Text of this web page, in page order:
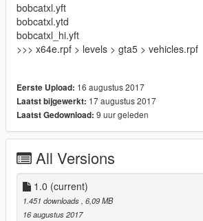
bobcatxl.yft
bobcatxl.ytd
bobcatxl_hi.yft
>>> x64e.rpf > levels > gta5 > vehicles.rpf
Eerste Upload: 16 augustus 2017
Laatst bijgewerkt: 17 augustus 2017
Laatst Gedownload: 9 uur geleden
All Versions
1.0 (current)
1.451 downloads, 6,09 MB
16 augustus 2017